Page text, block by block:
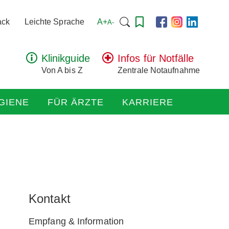
Leichte Sprache A+A- Suchen
Klinikguide
Von A bis Z
Infos für Notfälle
Zentrale Notaufnahme
FÜR ÄRZTE KARRIERE
Kontakt
Empfang & Information